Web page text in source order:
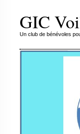
GIC
Un club de bénévoles